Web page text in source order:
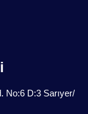
No:6 D:3 Sarıyer/